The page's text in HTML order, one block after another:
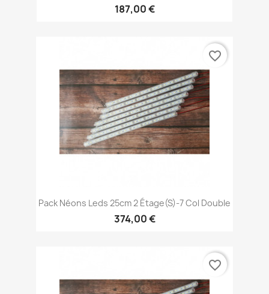
187,00 €
Pack Néons Leds 25cm 2 Étage(s)-7 Col Double
374,00 €
favorite_border
favorite_border